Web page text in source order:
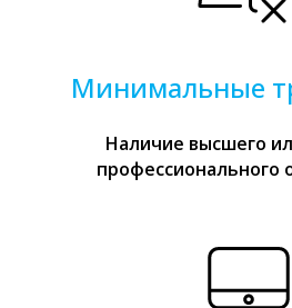
Минимальные
Наличие высшего
профессионального